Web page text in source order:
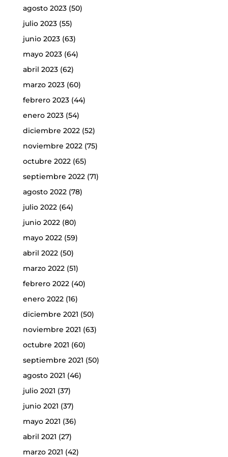
agosto 2023(50)
julio 2023(55)
junio 2023(63)
mayo 2023(64)
abril 2023(62)
marzo 2023(60)
febrero 2023(44)
enero 2023(54)
diciembre 2022(52)
noviembre 2022(75)
octubre 2022(65)
septiembre 2022(71)
agosto 2022(78)
julio 2022(64)
junio 2022(80)
mayo 2022(59)
abril 2022(50)
marzo 2022(51)
febrero 2022(40)
enero 2022(16)
diciembre 2021 (50)
noviembre 2021 (63)
octubre 2021 (60)
septiembre 2021 (50)
agosto 2021 (46)
julio 2021 (37)
junio 2021 (37)
mayo 2021 (36)
abril 2021 (27)
marzo 2021 (42)